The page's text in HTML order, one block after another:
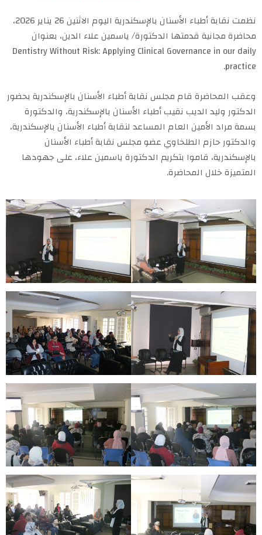
نظمت نقابة أطباء الأسنان بالإسكندرية اليوم الاثنين 26 يناير 2026،
محاضرة مجانية قدمتها الدكتورة/ ياسمين علاء الدين، بعنوان
Dentistry Without Risk: Applying Clinical Governance in our daily
practice.
وعقب المحاضرة قام مجلس نقابة أطباء الأسنان بالإسكندرية بحضور
الدكتور وليد الديب نقيب أطباء الأسنان بالإسكندرية، والدكتورة
بسمة مراد الأمين العام المساعد لنقابة أطباء الأسنان بالإسكندرية،
والدكتور حازم الطلخاوي عضو مجلس نقابة أطباء الأسنان
بالإسكندرية، قاموا بتكريم الدكتورة ياسمين علاء، على جهودها
المتميزة خلال المحاضرة.